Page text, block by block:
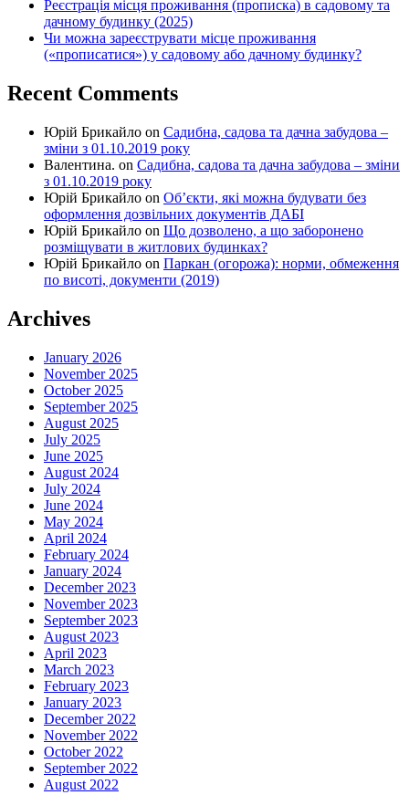
Реєстрація місця проживання (прописка) в садовому та
дачному будинку (2025)
Чи можна зареєструвати місце проживання
(«прописатися») у садовому або дачному будинку?
Recent Comments
Юрій Брикайло on Садибна, садова та дачна забудова –
зміни з 01.10.2019 року
Валентина. on Садибна, садова та дачна забудова – зміни
з 01.10.2019 року
Юрій Брикайло on Об’єкти, які можна будувати без
оформлення дозвільних документів ДАБІ
Юрій Брикайло on Що дозволено, а що заборонено
розміщувати в житлових будинках?
Юрій Брикайло on Паркан (огорожа): норми, обмеження
по висоті, документи (2019)
Archives
January 2026
November 2025
October 2025
September 2025
August 2025
July 2025
June 2025
August 2024
July 2024
June 2024
May 2024
April 2024
February 2024
January 2024
December 2023
November 2023
September 2023
August 2023
April 2023
March 2023
February 2023
January 2023
December 2022
November 2022
October 2022
September 2022
August 2022